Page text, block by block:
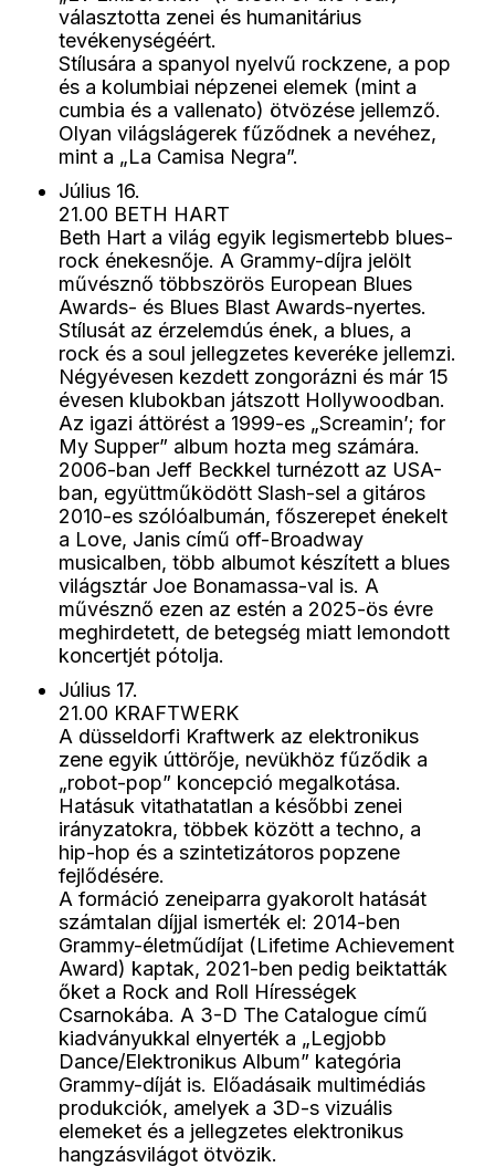
választotta zenei és humanitárius
tevékenységéért.
Stílusára a spanyol nyelvű rockzene, a pop
és a kolumbiai népzenei elemek (mint a
cumbia és a vallenato) ötvözése jellemző.
Olyan világslágerek fűződnek a nevéhez,
mint a „La Camisa Negra”.
Július 16.
21.00 BETH HART
Beth Hart a világ egyik legismertebb blues-
rock énekesnője. A Grammy-díjra jelölt
művésznő többszörös European Blues
Awards- és Blues Blast Awards-nyertes.
Stílusát az érzelemdús ének, a blues, a
rock és a soul jellegzetes keveréke jellemzi.
Négyévesen kezdett zongorázni és már 15
évesen klubokban játszott Hollywoodban.
Az igazi áttörést a 1999-es „Screamin’; for
My Supper” album hozta meg számára.
2006-ban Jeff Beckkel turnézott az USA-
ban, együttműködött Slash-sel a gitáros
2010-es szólóalbumán, főszerepet énekelt
a Love, Janis című off-Broadway
musicalben, több albumot készített a blues
világsztár Joe Bonamassa-val is. A
művésznő ezen az estén a 2025-ös évre
meghirdetett, de betegség miatt lemondott
koncertjét pótolja.
Július 17.
21.00 KRAFTWERK
A düsseldorfi Kraftwerk az elektronikus
zene egyik úttörője, nevükhöz fűződik a
„robot-pop” koncepció megalkotása.
Hatásuk vitathatatlan a későbbi zenei
irányzatokra, többek között a techno, a
hip-hop és a szintetizátoros popzene
fejlődésére.
A formáció zeneiparra gyakorolt hatását
számtalan díjjal ismerték el: 2014-ben
Grammy-életműdíjat (Lifetime Achievement
Award) kaptak, 2021-ben pedig beiktatták
őket a Rock and Roll Hírességek
Csarnokába. A 3-D The Catalogue című
kiadványukkal elnyerték a „Legjobb
Dance/Elektronikus Album” kategória
Grammy-díját is. Előadásaik multimédiás
produkciók, amelyek a 3D-s vizuális
elemeket és a jellegzetes elektronikus
hangzásvilágot ötvözik.